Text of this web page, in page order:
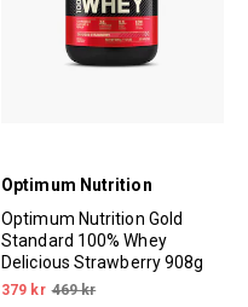
Optimum Nutrition
Optimum Nutrition Gold
Standard 100% Whey
Delicious Strawberry 908g
379 kr 469 kr